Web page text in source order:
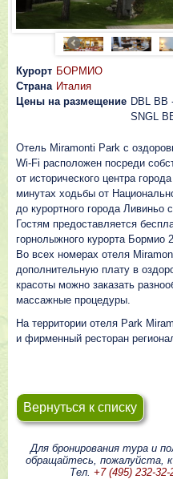
Курорт БОРМИО
Страна Италия
Цены на размещение DBL BB
SNGL
Отель Miramonti Park с
Wi-Fi расположен посреди
от исторического центра
минутах ходьбы от
до курортного города Ливиньо
Гостям предоставляется
горнолыжного курорта Бормио
Во всех номерах отеля
дополнительную плату в
красоты можно заказать
массажные процедуры.
На территории отеля Park
и фирменный ресторан
Вернуться к списку
Для бронирования тура и
обращайтесь, пожалуйста,
Тел. +7 (495) 232-32-